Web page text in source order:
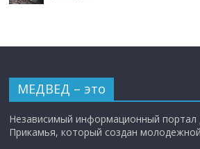
МЕДВЕД – это
Независимый информационный
Прикамья, который создан